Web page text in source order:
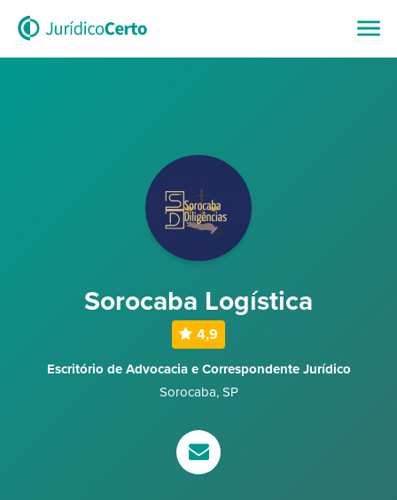
Sorocaba Logística
4,9
Escritório de Advocacia e Correspondente Jurídico
Sorocaba, SP